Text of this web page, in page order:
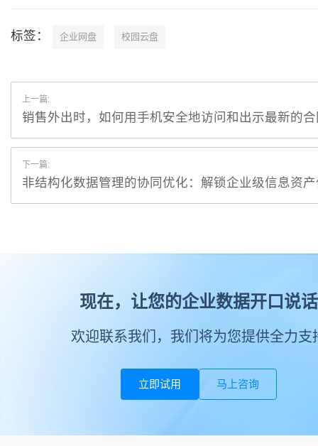
标签： 企业网盘 校园云盘
上一篇:
销售外出时，如何用手机安全地访问和出示最新的
下一篇:
非结构化数据管理的协同优化：解锁企业级信息资
现在，让您的企业数据开口说话
欢迎联系我们，我们将为您提供全力支
立即试用 马上咨询